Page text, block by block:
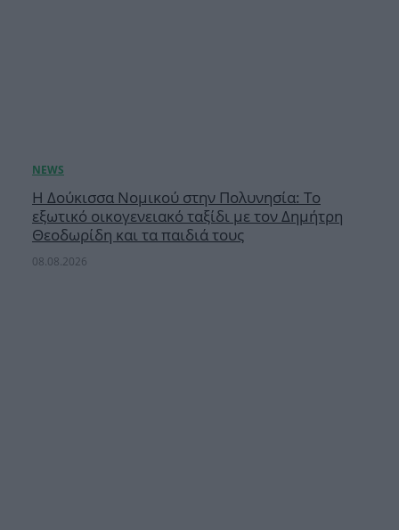
Η Δούκισσα Νομικού στην Πολυνησία: Το
εξωτικό οικογενειακό ταξίδι με τον Δημήτρη
Θεοδωρίδη και τα παιδιά τους
08.08.2026